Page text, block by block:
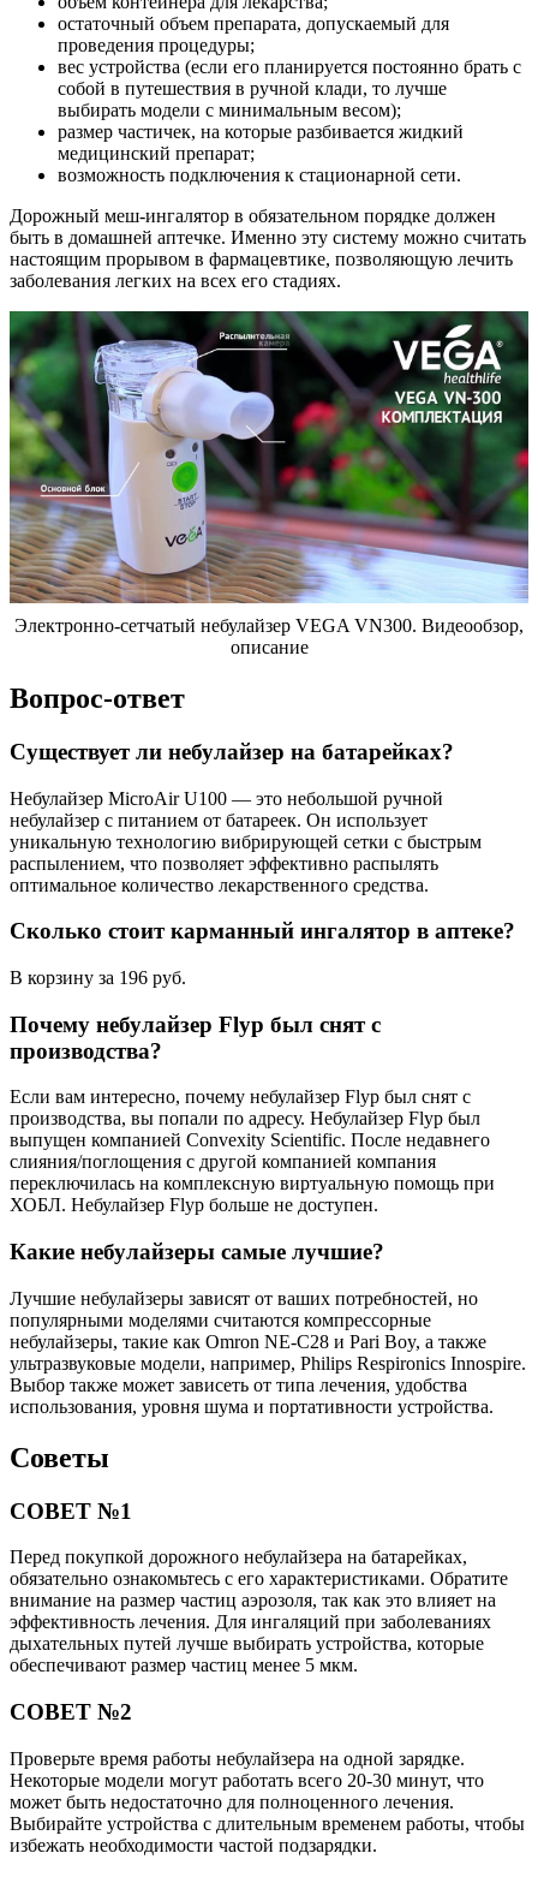
остаточный объем препарата, допускаемый для
проведения процедуры;
вес устройства (если его планируется постоянно брать с
собой в путешествия в ручной клади, то лучше
выбирать модели с минимальным весом);
размер частичек, на которые разбивается жидкий
медицинский препарат;
возможность подключения к стационарной сети.
Дорожный меш-ингалятор в обязательном порядке должен
быть в домашней аптечке. Именно эту систему можно считать
настоящим прорывом в фармацевтике, позволяющую лечить
заболевания легких на всех его стадиях.
Электронно-сетчатый небулайзер VEGA VN300. Видеообзор,
описание
Вопрос-ответ
Существует ли небулайзер на батарейках?
Небулайзер MicroAir U100 — это небольшой ручной
небулайзер с питанием от батареек. Он использует
уникальную технологию вибрирующей сетки с быстрым
распылением, что позволяет эффективно распылять
оптимальное количество лекарственного средства.
Сколько стоит карманный ингалятор в аптеке?
В корзину за 196 руб.
Почему небулайзер Flyp был снят с
производства?
Если вам интересно, почему небулайзер Flyp был снят с
производства, вы попали по адресу. Небулайзер Flyp был
выпущен компанией Convexity Scientific. После недавнего
слияния/поглощения с другой компанией компания
переключилась на комплексную виртуальную помощь при
ХОБЛ. Небулайзер Flyp больше не доступен.
Какие небулайзеры самые лучшие?
Лучшие небулайзеры зависят от ваших потребностей, но
популярными моделями считаются компрессорные
небулайзеры, такие как Omron NE-C28 и Pari Boy, а также
ультразвуковые модели, например, Philips Respironics Innospire.
Выбор также может зависеть от типа лечения, удобства
использования, уровня шума и портативности устройства.
Советы
СОВЕТ №1
Перед покупкой дорожного небулайзера на батарейках,
обязательно ознакомьтесь с его характеристиками. Обратите
внимание на размер частиц аэрозоля, так как это влияет на
эффективность лечения. Для ингаляций при заболеваниях
дыхательных путей лучше выбирать устройства, которые
обеспечивают размер частиц менее 5 мкм.
СОВЕТ №2
Проверьте время работы небулайзера на одной зарядке.
Некоторые модели могут работать всего 20-30 минут, что
может быть недостаточно для полноценного лечения.
Выбирайте устройства с длительным временем работы, чтобы
избежать необходимости частой подзарядки.